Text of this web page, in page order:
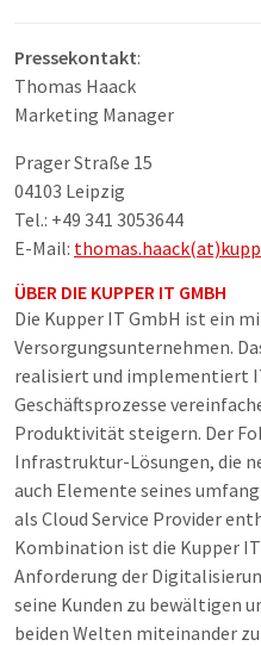
Pressekontakt:
Thomas Haack
Marketing Manager
Prager Straße 15
04103 Leipzig
Tel.: +49 341 3053644
E-Mail:
ÜBER DIE KUPPER IT GMBH
Die Kupper IT GmbH ist ein
Versorgungsunternehmen.
realisiert und implementiert
Geschäftsprozesse
Produktivität steigern. Der
Infrastruktur-Lösungen, die
auch Elemente seines
als Cloud Service Provider
Kombination ist die Kupper
Anforderung der
seine Kunden zu bewältigen
beiden Welten miteinander